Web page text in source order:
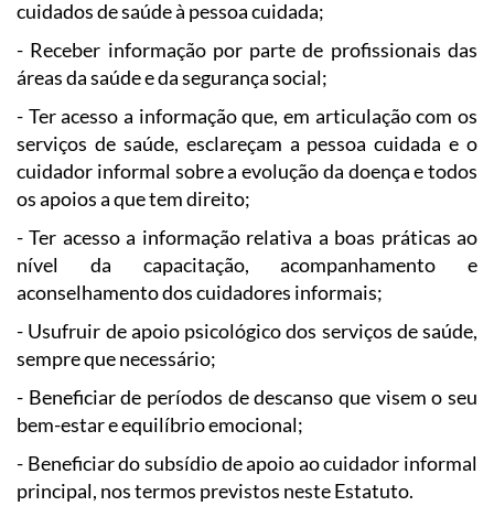
cuidados de saúde à pessoa cuidada;
- Receber informação por parte de profissionais das
áreas da saúde e da segurança social;
- Ter acesso a informação que, em articulação com os
serviços de saúde, esclareçam a pessoa cuidada e o
cuidador informal sobre a evolução da doença e todos
os apoios a que tem direito;
- Ter acesso a informação relativa a boas práticas ao
nível da capacitação, acompanhamento e
aconselhamento dos cuidadores informais;
- Usufruir de apoio psicológico dos serviços de saúde,
sempre que necessário;
- Beneficiar de períodos de descanso que visem o seu
bem-estar e equilíbrio emocional;
- Beneficiar do subsídio de apoio ao cuidador informal
principal, nos termos previstos neste Estatuto.